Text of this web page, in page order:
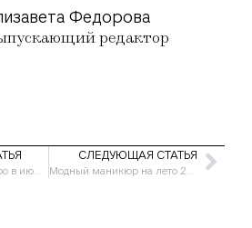
Федорова
редактор
СЛЕДУЮЩАЯ СТАТЬЯ